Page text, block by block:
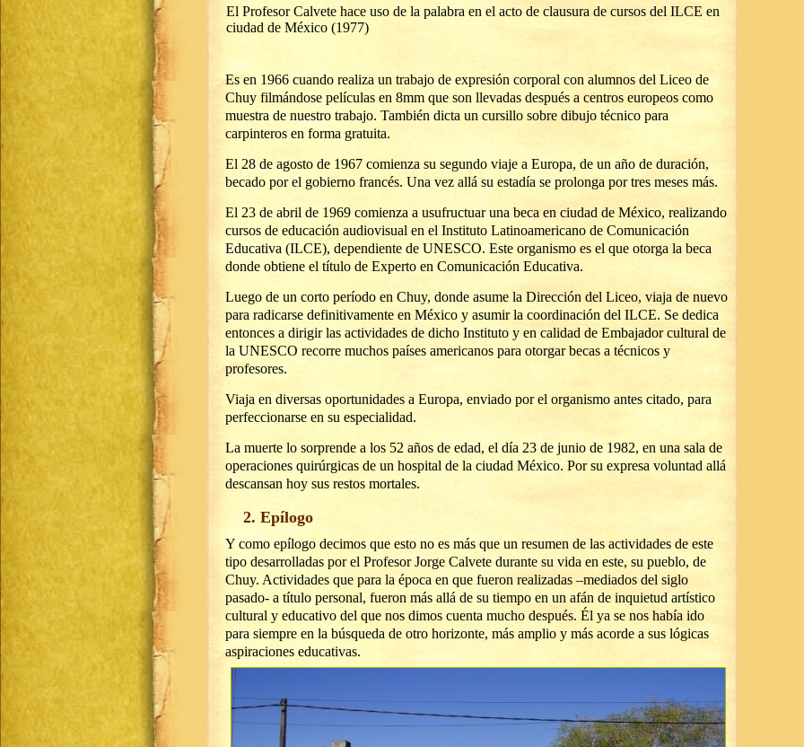
El Profesor Calvete hace uso de la palabra en el acto de clausura de cursos del ILCE en
ciudad de México (1977)
Es en 1966 cuando realiza un trabajo de expresión corporal con alumnos del Liceo de
Chuy filmándose películas en 8mm que son llevadas después a centros europeos como
muestra de nuestro trabajo. También dicta un cursillo sobre dibujo técnico para
carpinteros en forma gratuita.
El 28 de agosto de 1967 comienza su segundo viaje a Europa, de un año de duración,
becado por el gobierno francés. Una vez allá su estadía se prolonga por tres meses más.
El 23 de abril de 1969 comienza a usufructuar una beca en ciudad de México, realizando
cursos de educación audiovisual en el Instituto Latinoamericano de Comunicación
Educativa (ILCE), dependiente de UNESCO. Este organismo es el que otorga la beca
donde obtiene el título de Experto en Comunicación Educativa.
Luego de un corto período en Chuy, donde asume la Dirección del Liceo, viaja de nuevo
para radicarse definitivamente en México y asumir la coordinación del ILCE. Se dedica
entonces a dirigir las actividades de dicho Instituto y en calidad de Embajador cultural de
la UNESCO recorre muchos países americanos para otorgar becas a técnicos y
profesores.
Viaja en diversas oportunidades a Europa, enviado por el organismo antes citado, para
perfeccionarse en su especialidad.
La muerte lo sorprende a los 52 años de edad, el día 23 de junio de 1982, en una sala de
operaciones quirúrgicas de un hospital de la ciudad México. Por su expresa voluntad allá
descansan hoy sus restos mortales.
2. Epílogo
Y como epílogo decimos que esto no es más que un resumen de las actividades de este
tipo desarrolladas por el Profesor Jorge Calvete durante su vida en este, su pueblo, de
Chuy. Actividades que para la época en que fueron realizadas –mediados del siglo
pasado- a título personal, fueron más allá de su tiempo en un afán de inquietud artístico
cultural y educativo del que nos dimos cuenta mucho después. Él ya se nos había ido
para siempre en la búsqueda de otro horizonte, más amplio y más acorde a sus lógicas
aspiraciones educativas.